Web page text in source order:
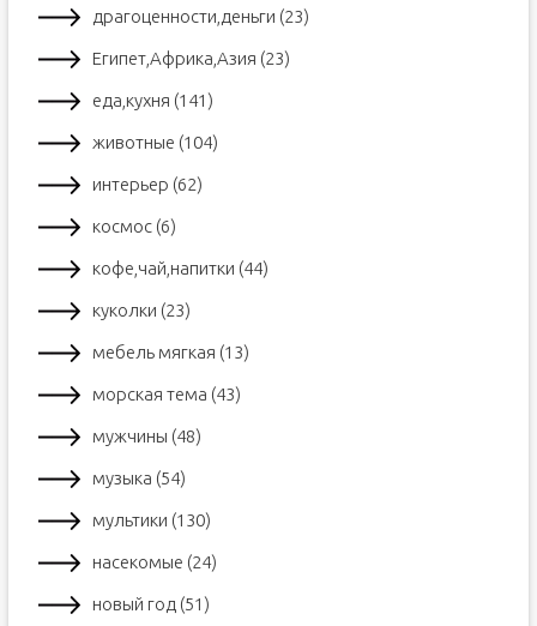
драгоценности,деньги (23)
Египет,Африка,Азия (23)
еда,кухня (141)
животные (104)
интерьер (62)
космос (6)
кофе,чай,напитки (44)
куколки (23)
мебель мягкая (13)
морская тема (43)
мужчины (48)
музыка (54)
мультики (130)
насекомые (24)
новый год (51)